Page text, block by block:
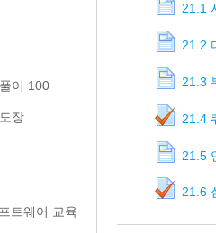
21.1
21.2
21.3
21.4
21.5
21.6
이 100
장
트웨어 교육